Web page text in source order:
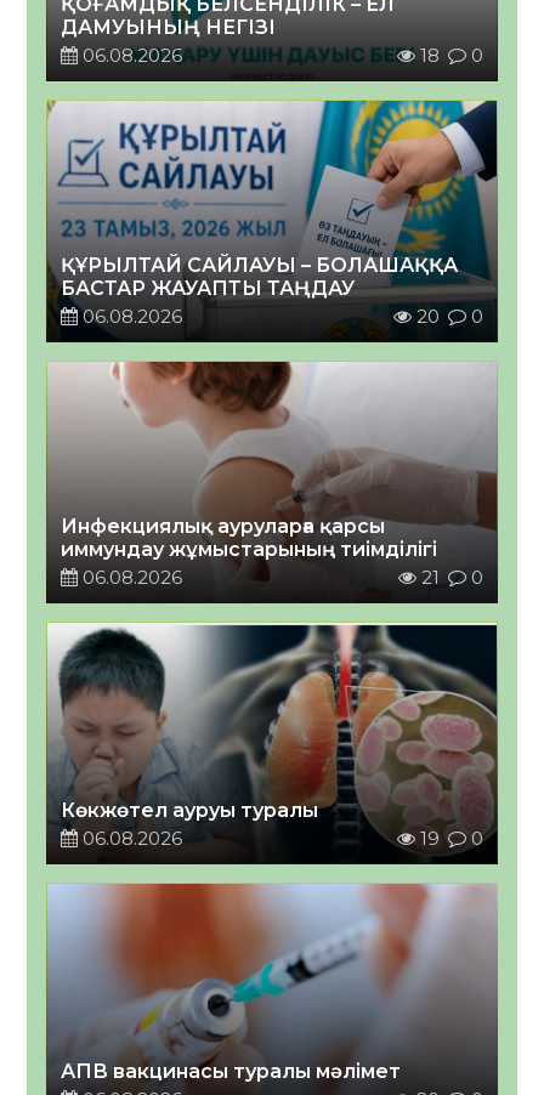
ДАМУЫНЫҢ НЕГІЗІ
06.08.2026
18 0
ҚҰРЫЛТАЙ САЙЛАУЫ – БОЛАШАҚҚА
БАСТАР ЖАУАПТЫ ТАҢДАУ
06.08.2026
20 0
Инфекциялық ауруларға қарсы
иммундау жұмыстарының тиімділігі
06.08.2026
21 0
Көкжөтел ауруы туралы
06.08.2026
19 0
АПВ вакцинасы туралы мәлімет